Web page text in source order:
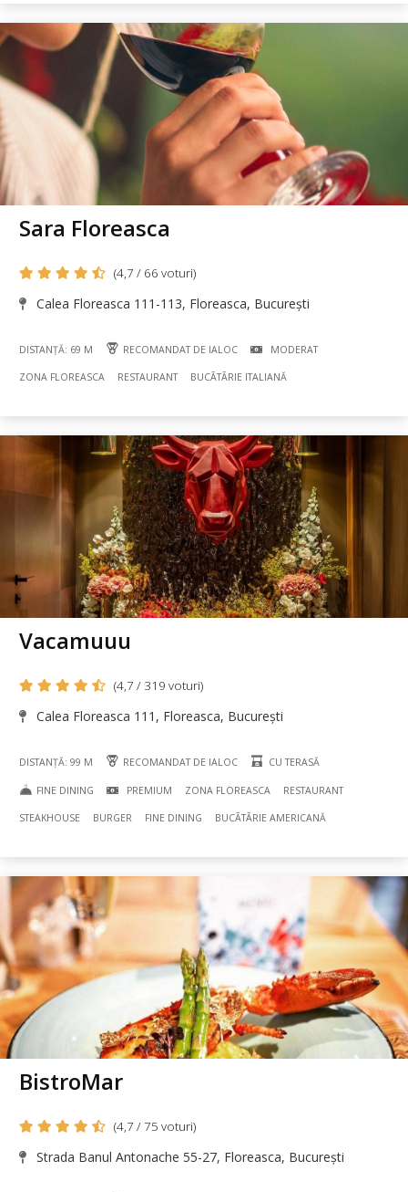
Sara Floreasca
(4,7 / 66 voturi)
Calea Floreasca 111-113, Floreasca, București
DISTANȚĂ: 69 M RECOMANDAT DE IALOC MODERAT
ZONA FLOREASCA RESTAURANT BUCÃTÃRIE ITALIANĂ
Vacamuuu
(4,7 / 319 voturi)
Calea Floreasca 111, Floreasca, București
DISTANȚĂ: 99 M RECOMANDAT DE IALOC CU TERASĂ
FINE DINING PREMIUM ZONA FLOREASCA RESTAURANT
STEAKHOUSE BURGER FINE DINING BUCÃTÃRIE AMERICANĂ
BistroMar
(4,7 / 75 voturi)
Strada Banul Antonache 55-27, Floreasca, București